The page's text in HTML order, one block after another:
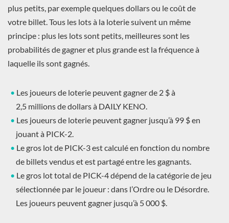
plus petits, par exemple quelques dollars ou le coût de
votre billet. Tous les lots à la loterie suivent un même
principe : plus les lots sont petits, meilleures sont les
probabilités de gagner et plus grande est la fréquence à
laquelle ils sont gagnés.
Les joueurs de loterie peuvent gagner de 2 $ à
2,5 millions de dollars à DAILY KENO.
Les joueurs de loterie peuvent gagner jusqu’à 99 $ en
jouant à PICK-2.
Le gros lot de PICK-3 est calculé en fonction du nombre
de billets vendus et est partagé entre les gagnants.
Le gros lot total de PICK-4 dépend de la catégorie de jeu
sélectionnée par le joueur : dans l’Ordre ou le Désordre.
Les joueurs peuvent gagner jusqu’à 5 000 $.